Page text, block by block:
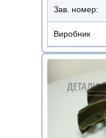
Зав. номер:
Виробник